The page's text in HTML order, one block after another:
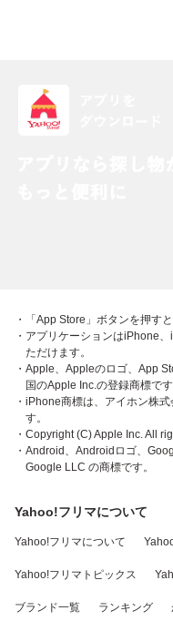
・「App Store」ボタンを押す
・アプリケーションはiPhone
ただけます。
・Apple、Appleのロゴ、App
国のApple Inc.の登録商標です
・iPhone商標は、アイホン株
す。
・Copyright (C) Apple Inc. All
・Android、Androidロゴ、
Google LLC の商標です。
Yahoo!フリマについて
Yahoo!フリマについて
Yahoo!フリマトピックス
ブランド一覧 ランキング